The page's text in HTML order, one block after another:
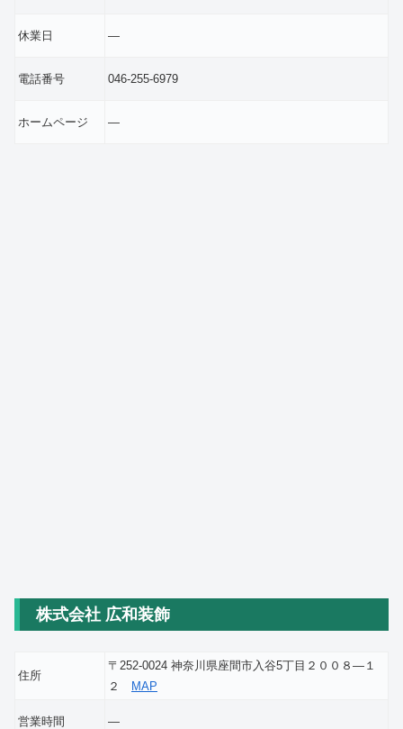
休業日 ―
電話番号 046-255-6979
ホームページ ―
株式会社 広和装飾
住所
〒252-0024 神奈川県座間市入谷5丁目２００８―１
２ MAP
営業時間 ―